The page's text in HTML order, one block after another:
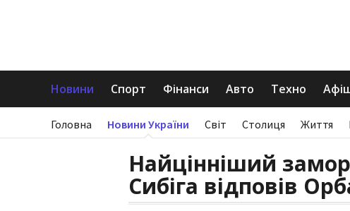
Новини Спорт Фінанси Авто Техно
Головна Новини України Світ Столиця Життя
Найцінніший
Сибіга відповів